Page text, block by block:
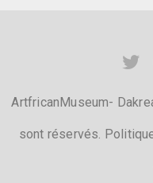
ArtfricanMuseum-
sont réservés.